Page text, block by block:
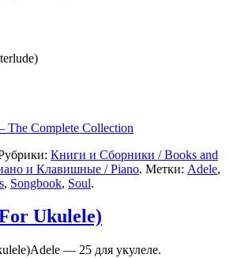
Complete Collection
Книги и Сборники / Books and
и Клавишные / Piano. Метки: Adele,
, Songbook, Soul.
Ukulele)
Adele — 25 для укулеле.